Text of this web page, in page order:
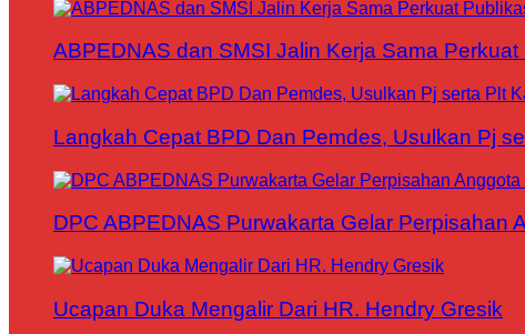
ABPEDNAS dan SMSI Jalin Kerja Sama
Langkah Cepat BPD Dan Pemdes, Usulkan Pj
DPC ABPEDNAS Purwakarta Gelar Perpisahan
Ucapan Duka Mengalir Dari HR. Hendry Gresik